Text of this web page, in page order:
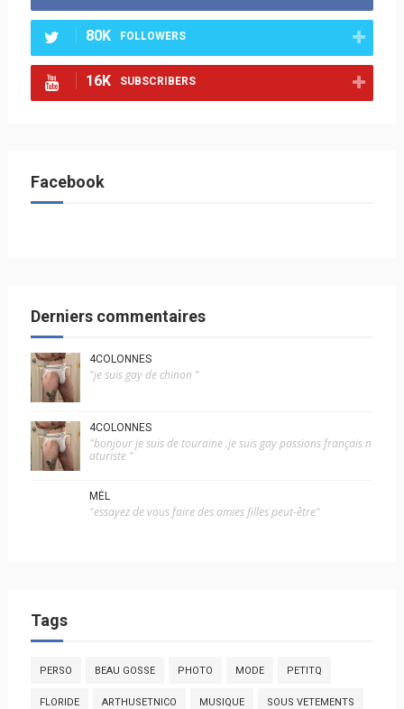
80K FOLLOWERS
16K SUBSCRIBERS
Facebook
Derniers commentaires
4COLONNES
"je suis gay de chinon "
4COLONNES
"bonjour je suis de touraine .je suis gay passions français n
aturiste "
MÉL
"essayez de vous faire des amies filles peut-être"
Tags
PERSO BEAU GOSSE PHOTO MODE PETITQ
FLORIDE ARTHUSETNICO MUSIQUE SOUS VETEMENTS